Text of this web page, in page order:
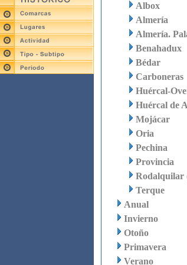
Albox
Almería
Almería.
Benahadux
Bédar
Carboneras
Huércal-
Huércal de
Mojácar
Oria
Pechina
Provincia
Rodalquilar
Terque
Anual
Invierno
Otoño
Primavera
Verano